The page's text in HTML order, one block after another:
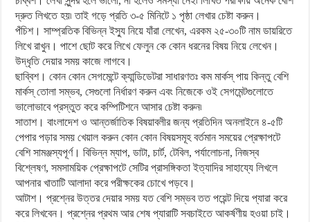
দ্রুত লিখতে হয়৷ তাই গড়ে প্রতি ৩-৫ মিনিটে ১ পৃষ্ঠা লেখার চেষ্টা করুন।
পঁচিশ। সাম্প্রতিক বিভিন্ন ইস্যু নিয়ে যাঁরা লেখেন, এরকম ২৫-৩০টি নাম ডায়রিতে
লিখে রাখুন। পাশে ছোট করে লিখে ফেলুন কে কোন ধরনের বিষয় নিয়ে লেখেন।
উদ্ধৃতি দেয়ার সময় কাজে লাগবে।
ছাব্বিশ। কোন কোন সেগমেন্টে ক্যান্ডিডেটরা সাধারণতঃ কম মার্কস্ পায় কিন্তু বেশি
মার্কস্ তোলা সম্ভব, সেগুলো নির্ধারণ করুন এবং নিজেকে ওই সেগমেন্টগুলোতে
ভালোভাবে প্রস্তুত করে কম্পিটিশনে আসার চেষ্টা করুন৷
সাতাশ। বাংলাদেশ ও আন্তর্জাতিক বিষয়াবলীর জন্য প্রতিদিন অনলাইনে ৪-৫টি
পেপার পড়ার সময় খেয়াল করুন কোন কোন বিষয়সমূহ বর্তমান সময়ের প্রেক্ষাপটে
বেশি সামঞ্জস্যপূর্ণ। বিভিন্ন ম্যাপ, ডাটা, চার্ট, টেবিল, পর্যালোচনা, নিজস্ব
বিশ্লেষণ, সমসাময়িক প্রেক্ষাপটে সেটির প্রাসঙ্গিকতা ইত্যাদির সাহায্যে লিখলে
আপনার খাতাটি আলাদা করে পরীক্ষকের চোখে পড়বে।
আটাশ। প্রশ্নের উত্তর দেয়ার সময় যত বেশি সম্ভব তত পয়েন্ট দিয়ে প্যারা করে
করে লিখবেন। প্রশ্নের প্রথম আর শেষ প্যারাটি সবচাইতে আকর্ষণীয় হওয়া চাই।